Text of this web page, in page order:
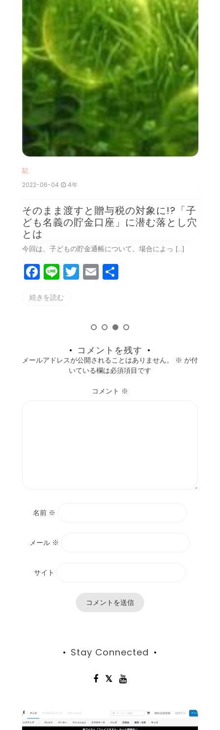
記
2022-06-04 4年
そのまま渡すと贈与税の対象に!?「子
ども名義の貯金口座」に潜む落とし穴
とは
今回は、子どもの貯金通帳について。場合によっ […]
F
c
o
Li
e
T
er
E 共
続きを読む
コメントを残す
メールアドレスが公開されることはありません。 ※ が付
いている欄は必須項目です
コメント ※
名前 ※
メール ※
サイト
Stay Connected